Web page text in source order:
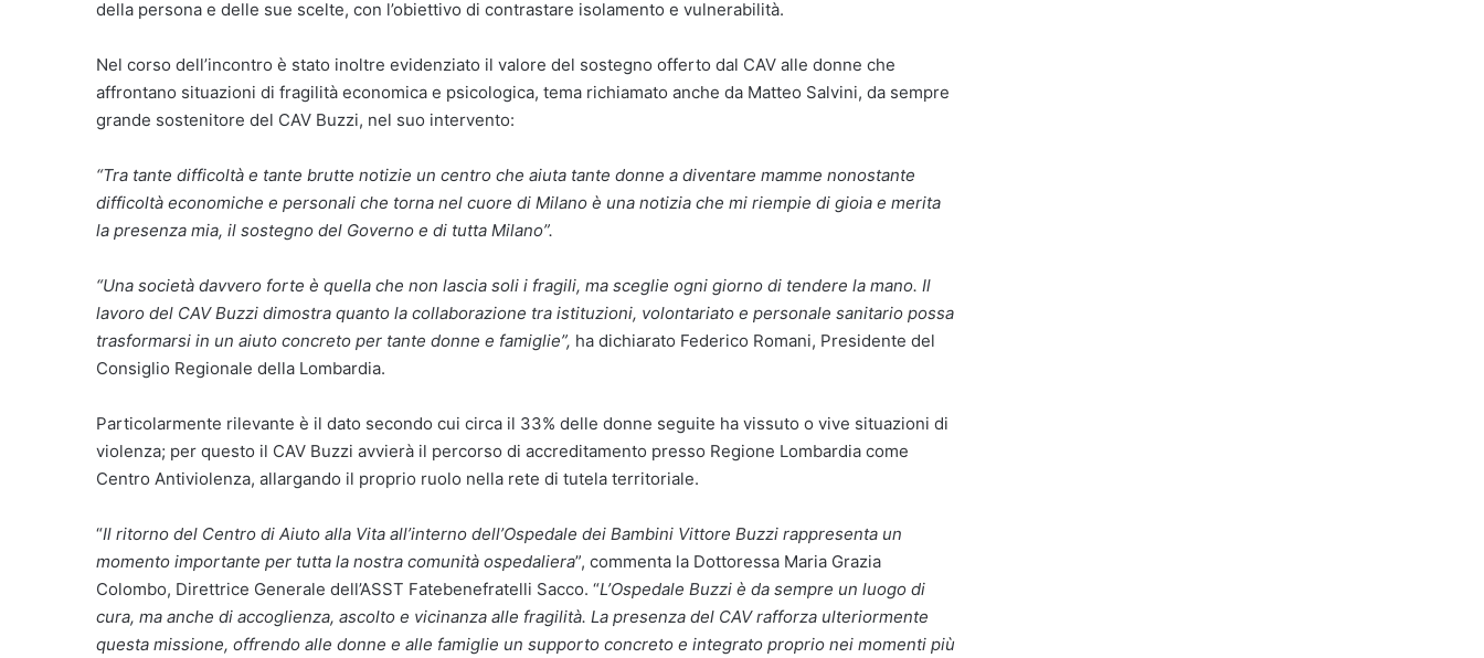
della persona e delle sue scelte, con l’obiettivo di contrastare isolamento e vulnerabilità.
Nel corso dell’incontro è stato inoltre evidenziato il valore del sostegno offerto dal CAV alle donne che
affrontano situazioni di fragilità economica e psicologica, tema richiamato anche da Matteo Salvini, da sempre
grande sostenitore del CAV Buzzi, nel suo intervento:
“Tra tante difficoltà e tante brutte notizie un centro che aiuta tante donne a diventare mamme nonostante
difficoltà economiche e personali che torna nel cuore di Milano è una notizia che mi riempie di gioia e merita
la presenza mia, il sostegno del Governo e di tutta Milano”.
“Una società davvero forte è quella che non lascia soli i fragili, ma sceglie ogni giorno di tendere la mano. Il
lavoro del CAV Buzzi dimostra quanto la collaborazione tra istituzioni, volontariato e personale sanitario possa
trasformarsi in un aiuto concreto per tante donne e famiglie”, ha dichiarato Federico Romani, Presidente del
Consiglio Regionale della Lombardia.
Particolarmente rilevante è il dato secondo cui circa il 33% delle donne seguite ha vissuto o vive situazioni di
violenza; per questo il CAV Buzzi avvierà il percorso di accreditamento presso Regione Lombardia come
Centro Antiviolenza, allargando il proprio ruolo nella rete di tutela territoriale.
“Il ritorno del Centro di Aiuto alla Vita all’interno dell’Ospedale dei Bambini Vittore Buzzi rappresenta un
momento importante per tutta la nostra comunità ospedaliera”, commenta la Dottoressa Maria Grazia
Colombo, Direttrice Generale dell’ASST Fatebenefratelli Sacco. “L’Ospedale Buzzi è da sempre un luogo di
cura, ma anche di accoglienza, ascolto e vicinanza alle fragilità. La presenza del CAV rafforza ulteriormente
questa missione, offrendo alle donne e alle famiglie un supporto concreto e integrato proprio nei momenti più